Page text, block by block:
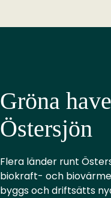
Gröna
Östersjön
Flera länder runt
biokraft- och
byggs och driftsätts